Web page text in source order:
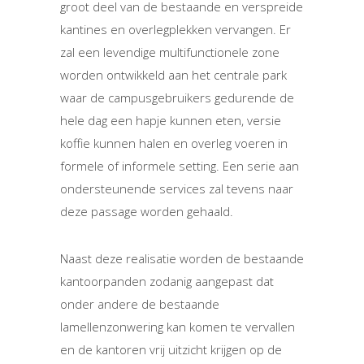
groot deel van de bestaande en verspreide
kantines en overlegplekken vervangen. Er
zal een levendige multifunctionele zone
worden ontwikkeld aan het centrale park
waar de campusgebruikers gedurende de
hele dag een hapje kunnen eten, versie
koffie kunnen halen en overleg voeren in
formele of informele setting. Een serie aan
ondersteunende services zal tevens naar
deze passage worden gehaald.
Naast deze realisatie worden de bestaande
kantoorpanden zodanig aangepast dat
onder andere de bestaande
lamellenzonwering kan komen te vervallen
en de kantoren vrij uitzicht krijgen op de